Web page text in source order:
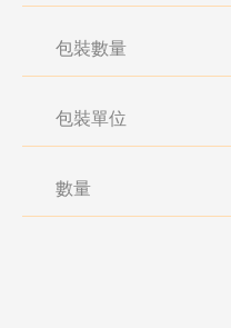
包裝數量
包裝單位
數量